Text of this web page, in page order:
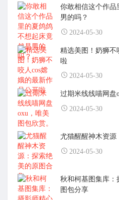
你敢相信这个作品
男的吗？
2024-05-30
精选美图！奶狮不
啦
2024-05-30
过期米线线喵网盘
2024-05-30
尤猫醒醒神木资源
2024-05-30
秋和柯基图集库：
图包分享